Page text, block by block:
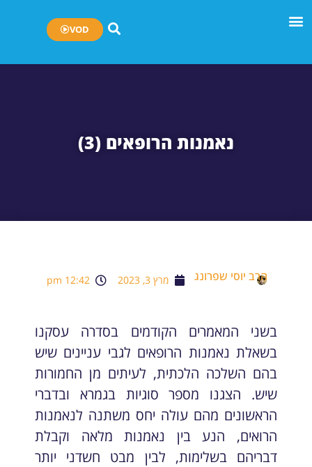
VOD
נאמנות הרופאים (3)
הרב יוסי שפרונג מרץ 3, 2023 12:42 pm
בשני המאמרים הקודמים בסדרה עסקנו
בשאלת נאמנות הרופאים לגבי עניינים שיש
בהם השלכה הלכתית, לעיתים מן החמורות
שיש. הצגנו מספר סוגיות בגמרא ובדברי
הראשונים מהם עולה יחס משתנה לנאמנות
הרואים, הנע בין נאמנות מלאה וקבלת
דבריהם בשלימות, לבין מבט חשדני יותר